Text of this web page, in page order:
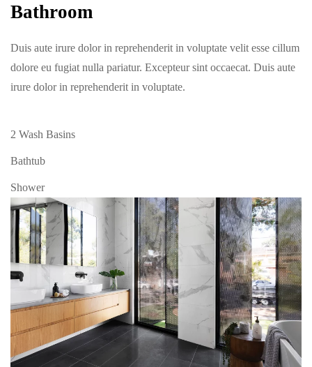
Bathroom
Duis aute irure dolor in reprehenderit in voluptate velit esse cillum
dolore eu fugiat nulla pariatur. Excepteur sint occaecat. Duis aute
irure dolor in reprehenderit in voluptate.
2 Wash Basins
Bathtub
Shower